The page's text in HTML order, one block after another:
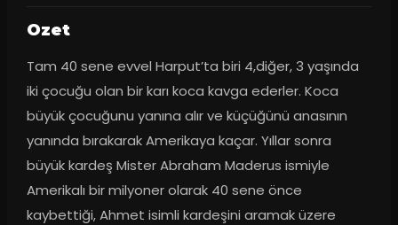
Ozet
Tam 40 sene evvel Harput’ta biri 4,diğer, 3 yaşında
iki çocuğu olan bir karı koca kavga ederler. Koca
büyük çocuğunu yanına alır ve küçüğünü anasının
yanında bırakarak Amerikaya kaçar. Yıllar sonra
büyük kardeş Mister Abraham Maderus ismiyle
Amerikalı bir milyoner olarak 40 sene önce
kaybettiği, Ahmet isimli kardeşini aramak üzere